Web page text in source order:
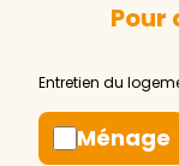
Pour
Ménage